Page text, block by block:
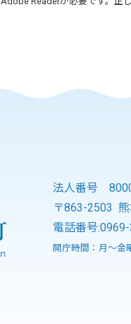
法人番号
〒863-2503
電話番号:
開庁時間：月～金